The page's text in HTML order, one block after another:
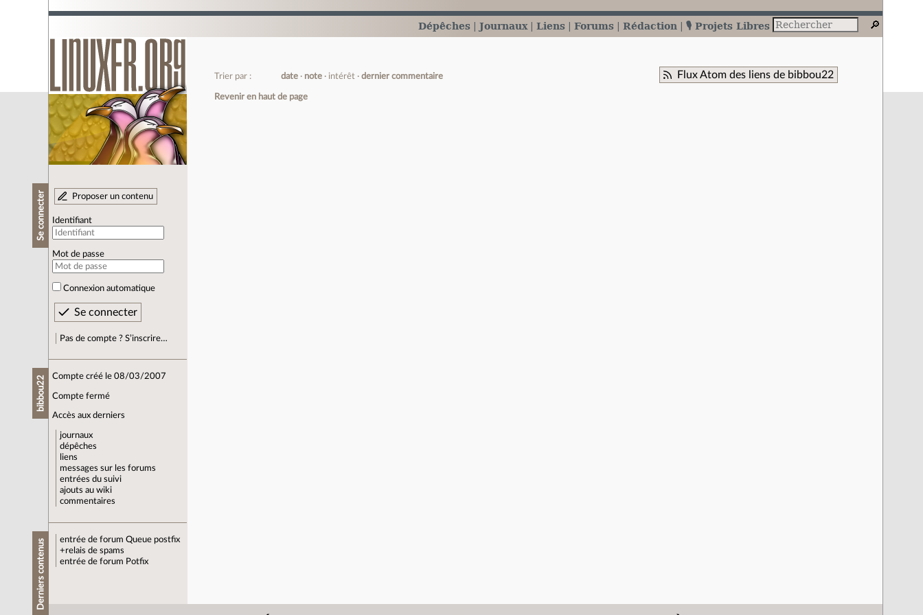
Dépêches Journaux Liens Forums Rédaction 🎙️ Projets Libres
Se connecter Proposer un contenu
Identifiant
Mot de passe
Connexion automatique
Pas de compte ? S’inscrire…
bibbou22 Compte créé le 08/03/2007
Compte fermé
Accès aux derniers
journaux
dépêches
liens
messages sur les forums
entrées du suivi
ajouts au wiki
commentaires
Derniers contenus entrée de forum Queue postfix
+relais de spams
entrée de forum Potfix
Flux Atom des liens de bibbou22
Trier par : date note intérêt dernier commentaire
Revenir en haut de page